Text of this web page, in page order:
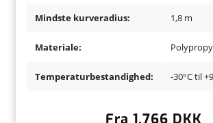
Mindste kurveradius: 1,8 m
Materiale:
Temperaturbestandighed: -30°C til